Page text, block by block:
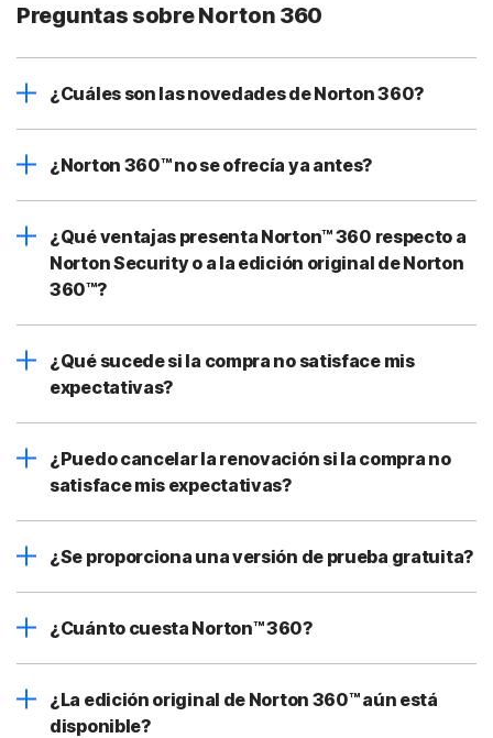
Preguntas sobre Norton 360
¿Cuáles son las novedades de Norton 360?
¿Norton 360™ no se ofrecía ya antes?
¿Qué ventajas presenta Norton™ 360 respecto a
Norton Security o a la edición original de Norton
360™?
¿Qué sucede si la compra no satisface mis
expectativas?
¿Puedo cancelar la renovación si la compra no
satisface mis expectativas?
¿Se proporciona una versión de prueba gratuita?
¿Cuánto cuesta Norton™ 360?
¿La edición original de Norton 360™ aún está
disponible?